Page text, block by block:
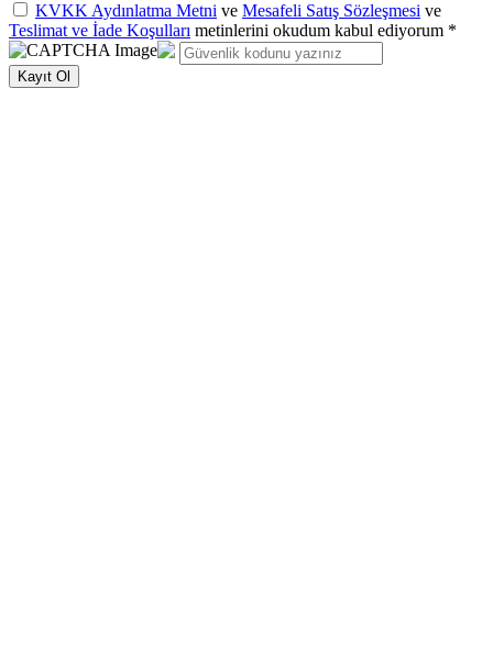
KVKK Aydınlatma Metni ve Mesafeli Satış Sözleşmesi ve
Teslimat ve İade Koşulları metinlerini okudum kabul ediyorum *
Kayıt Ol